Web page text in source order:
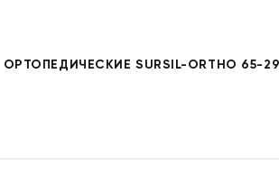
SURSIL-ORTHO 65-